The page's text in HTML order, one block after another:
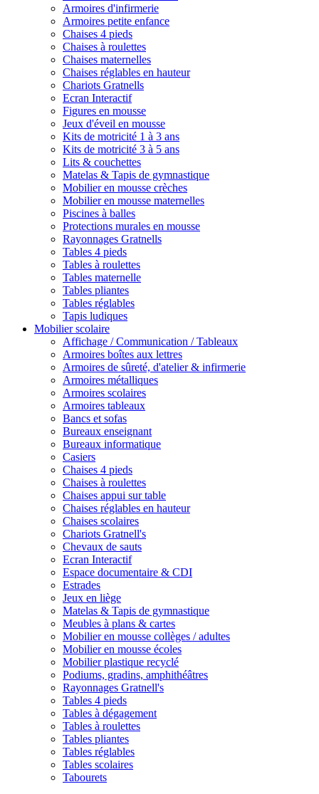
Armoires d'infirmerie
Armoires petite enfance
Chaises 4 pieds
Chaises à roulettes
Chaises maternelles
Chaises réglables en hauteur
Chariots Gratnells
Ecran Interactif
Figures en mousse
Jeux d'éveil en mousse
Kits de motricité 1 à 3 ans
Kits de motricité 3 à 5 ans
Lits & couchettes
Matelas & Tapis de gymnastique
Mobilier en mousse crèches
Mobilier en mousse maternelles
Piscines à balles
Protections murales en mousse
Rayonnages Gratnells
Tables 4 pieds
Tables à roulettes
Tables maternelle
Tables pliantes
Tables réglables
Tapis ludiques
Mobilier scolaire
Affichage / Communication / Tableaux
Armoires boîtes aux lettres
Armoires de sûreté, d'atelier & infirmerie
Armoires métalliques
Armoires scolaires
Armoires tableaux
Bancs et sofas
Bureaux enseignant
Bureaux informatique
Casiers
Chaises 4 pieds
Chaises à roulettes
Chaises appui sur table
Chaises réglables en hauteur
Chaises scolaires
Chariots Gratnell's
Chevaux de sauts
Ecran Interactif
Espace documentaire & CDI
Estrades
Jeux en liège
Matelas & Tapis de gymnastique
Meubles à plans & cartes
Mobilier en mousse collèges / adultes
Mobilier en mousse écoles
Mobilier plastique recyclé
Podiums, gradins, amphithéâtres
Rayonnages Gratnell's
Tables 4 pieds
Tables à dégagement
Tables à roulettes
Tables pliantes
Tables réglables
Tables scolaires
Tabourets